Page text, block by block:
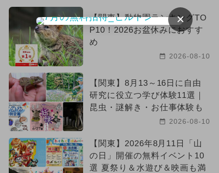
【関東】動物園ランキングTO
P10！2026お盆休みにおすす
め
2026-08-10
【関東】8月13～16日に自由
研究に役立つ学び体験11選｜
昆虫・謎解き・お仕事体験も
2026-08-10
【関東】2026年8月11日「山
の日」開催の無料イベント10
選 夏祭り＆水遊び＆映画も満
×